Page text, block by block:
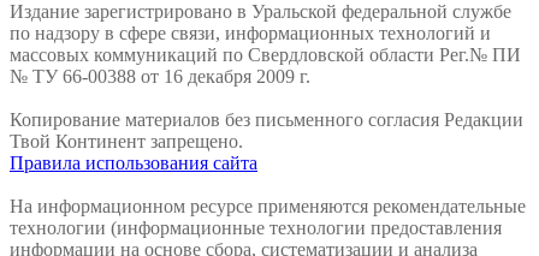
Издание зарегистрировано в Уральской федеральной службе
по надзору в сфере связи, информационных технологий и
массовых коммуникаций по Свердловской области Рег.№ ПИ
№ ТУ 66-00388 от 16 декабря 2009 г.
Копирование материалов без письменного согласия Редакции
Твой Континент запрещено.
Правила использования сайта
На информационном ресурсе применяются рекомендательные
технологии (информационные технологии предоставления
информации на основе сбора, систематизации и анализа